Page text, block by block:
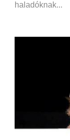
haladóknak...